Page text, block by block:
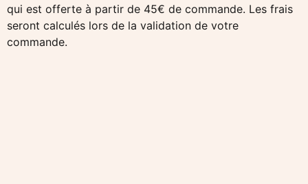
qui est offerte à partir de 45€ de commande. Les frais
seront calculés lors de la validation de votre
commande.